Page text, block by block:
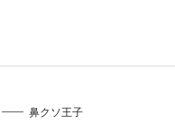
鼻クソ王子